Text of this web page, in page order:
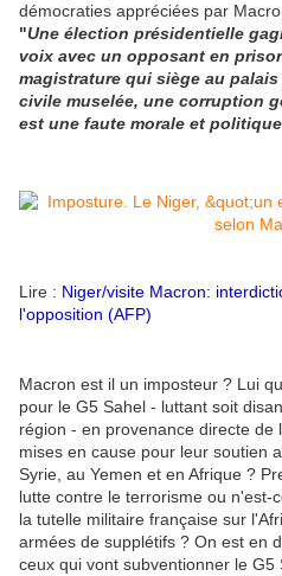
démocraties appréciées par
"Une élection présidentielle
voix avec un opposant en
magistrature qui siège au
civile muselée, une corruption
est une faute morale et
Lire : Niger/visite Macron:
l'opposition (AFP)
Macron est il un imposteur ? Lui
pour le G5 Sahel - luttant soit
région - en provenance directe de
mises en cause pour leur soutien
Syrie, au Yemen et en Afrique ?
lutte contre le terrorisme ou n'est-
la tutelle militaire française sur
armées de supplétifs ? On est en
ceux qui vont subventionner le